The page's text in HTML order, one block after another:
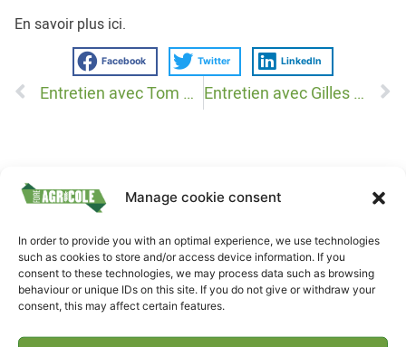
Manage cookie consent
In order to provide you with an optimal experience, we use technologies
such as cookies to store and/or access device information. If you
consent to these technologies, we may process data such as browsing
behaviour or unique IDs on this site. If you do not give or withdraw your
consent, this may affect certain features.
En savoir plus ici.
Facebook Twitter LinkedIn
Entretien avec Tom Delles, directeur du Lycée Technique Agricole Entretien avec Gilles Gerard, directeur général de Luxlait